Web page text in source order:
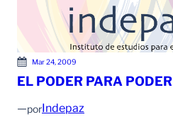
Mar 24, 2009
EL PODER PARA PODER
—porIndepaz